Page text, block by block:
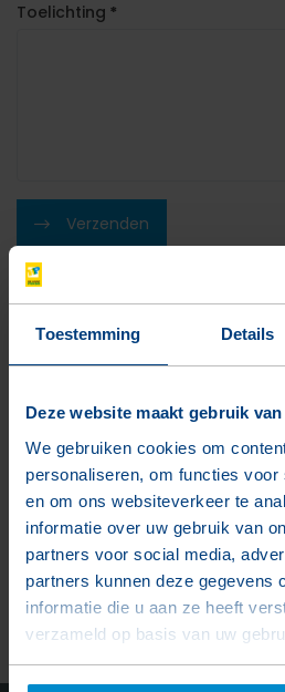
Toestemming Details
Deze website maakt gebruik
We gebruiken cookies om
personaliseren, om functies voor
en om ons websiteverkeer te
informatie over uw gebruik van
partners voor social media,
partners kunnen deze gegevens
informatie die u aan ze heeft
verzameld op basis van uw
Toelichting *
Verzenden
De Hoop Pekso
Home
Projecten
Diensten
E-learning
Downloads
Easy order